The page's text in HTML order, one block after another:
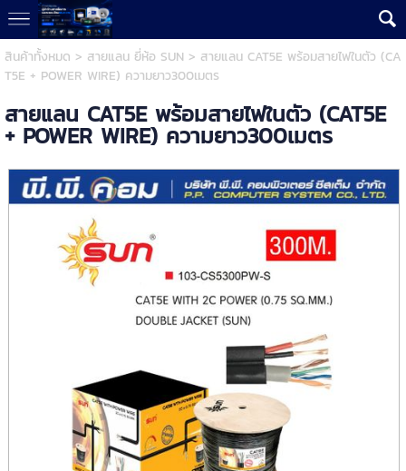
สินค้าทั้งหมด > สายแลน ยี่ห้อ SUN > สายแลน CAT5E พร้อมสายไฟในตัว (CA
T5E + POWER WIRE) ความยาว300เมตร
สายแลน CAT5E พร้อมสายไฟในตัว (CAT5E
+ POWER WIRE) ความยาว300เมตร